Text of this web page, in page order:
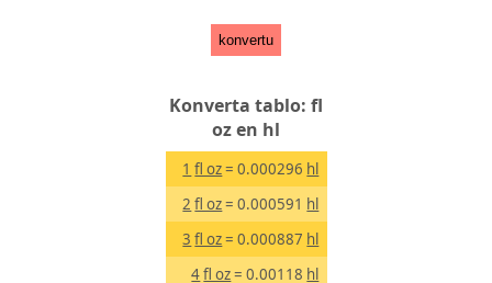
konvertu
Konverta tablo: fl
oz en hl
1 fl oz= 0.000296 hl
2 fl oz= 0.000591 hl
3 fl oz= 0.000887 hl
4fl oz= 0.00118 hl